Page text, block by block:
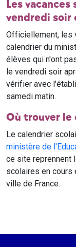
Les
vendredi soir
Officiellement, les
calendrier du
élèves qui n'ont
le vendredi soir
vérifier avec
samedi matin.
Où trouver le
Le calendrier
ministère de
ce site reprennent
scolaires en cours
ville de France.